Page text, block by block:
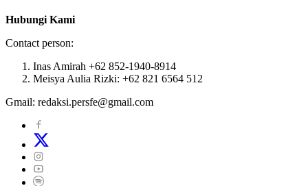
Hubungi Kami
Contact person:
Inas Amirah +62 852-1940-8914
Meisya Aulia Rizki: +62 821 6564 512
Gmail: redaksi.persfe@gmail.com